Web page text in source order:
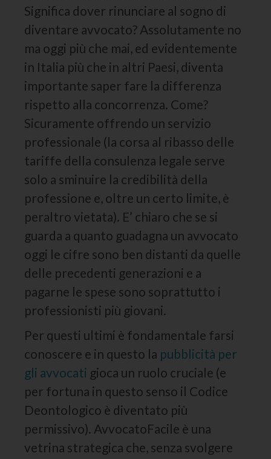
Significa dover rinunciare al sogno di
diventare avvocato? Assolutamente no
ma oggi più che mai, ed evidentemente
in Italia più che in altri Paesi, diventa
importante saper fare la differenza
rispetto alla concorrenza. Come?
Sicuramente offrendo un servizio
professionale (la corsa al ribasso delle
tariffe della consulenza legale serve
solo a sminuire la credibilità della
professione e, oltre un certo limite, è
peraltro vietata). E’ chiaro che se si
guarda a quanto guadagna un avvocato
oggi le cifre sono ben distanti da quelle
delle precedenti generazioni e a
pagarne le spese sono soprattutto i
professionisti più giovani.
Per questi ultimi è fondamentale farsi
conoscere e in questo la pubblicità per
gli avvocati gioca un ruolo cruciale (e
per fortuna in questo senso il Codice
Deontologico è diventato più
permissivo). AvvocatoFacile è una
vetrina strategica che, senza svolgere